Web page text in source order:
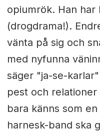
opiumrök. Han
(drogdrama!).
vänta på sig och
med nyfunna
säger "ja-se-
pest och
bara känns som
harnesk-band ska